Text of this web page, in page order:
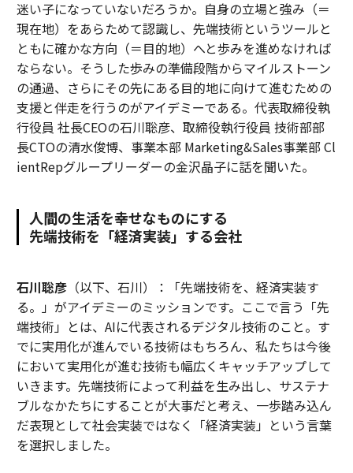
迷い子になっていないだろうか。自身の立場と強み（＝
現在地）をあらためて認識し、先端技術というツールと
ともに確かな方向（＝目的地）へと歩みを進めなければ
ならない。そうした歩みの準備段階からマイルストーン
の通過、さらにその先にある目的地に向けて進むための
支援と伴走を行うのがアイデミーである。代表取締役執
行役員 社長CEOの石川聡彦、取締役執行役員 技術部部
長CTOの清水俊博、事業本部 Marketing&Sales事業部 Cl
ientRepグループリーダーの金沢晶子に話を聞いた。
人間の生活を幸せなものにする
先端技術を「経済実装」する会社
石川聡彦（以下、石川）：「先端技術を、経済実装す
る。」がアイデミーのミッションです。ここで言う「先
端技術」とは、AIに代表されるデジタル技術のこと。す
でに実用化が進んでいる技術はもちろん、私たちは今後
において実用化が進む技術も幅広くキャッチアップして
いきます。先端技術によって利益を生み出し、サステナ
ブルなかたちにすることが大事だと考え、一歩踏み込ん
だ表現として社会実装ではなく「経済実装」という言葉
を選択しました。